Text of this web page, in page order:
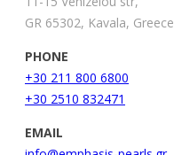
GR 65302, Kavala, Greece
PHONE
+30 211 800 6800
+30 2510 832471
EMAIL